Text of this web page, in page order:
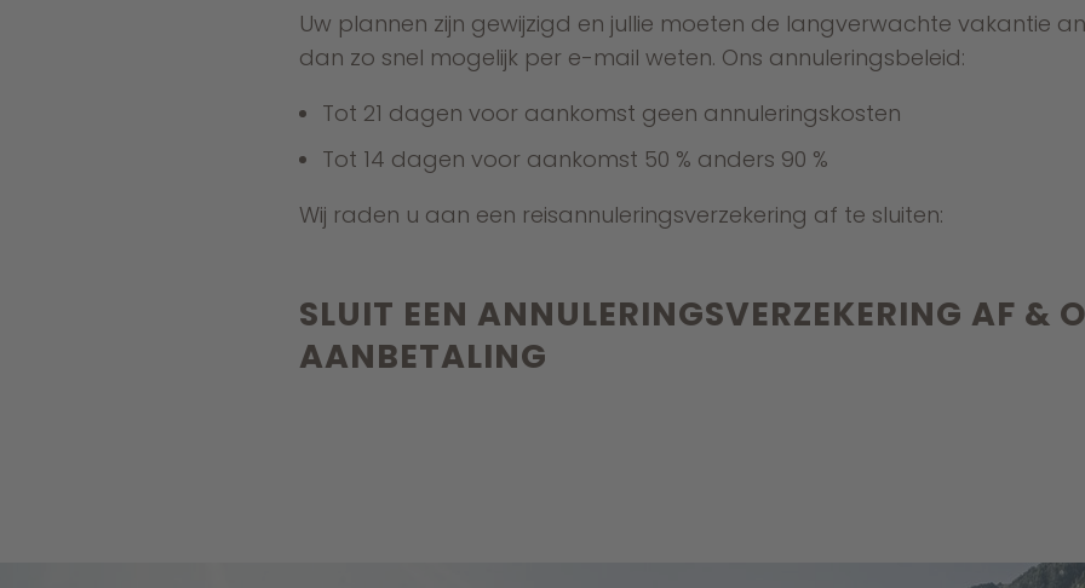
Uw plannen zijn gewijzigd en jullie moeten de langverwachte vakantie
dan zo snel mogelijk per e-mail weten. Ons annuleringsbeleid:
Tot 21 dagen voor aankomst geen annuleringskosten
Tot 14 dagen voor aankomst 50 % anders 90 %
Wij raden u aan een reisannuleringsverzekering af te sluiten:
SLUIT EEN ANNULERINGSVERZEKERING AF &
AANBETALING